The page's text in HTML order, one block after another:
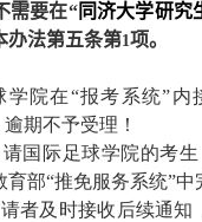
需要在“同济大学研究
办法第五条第1项。
学院在“报考系统”内
逾期不予受理！
国际足球学院的考
部“推免服务系统”中
者及时接收后续通知